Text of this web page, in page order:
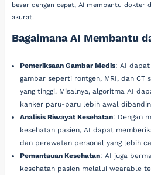
besar dengan cepat, AI membantu dokter
akurat.
Bagaimana AI Membantu
Pemeriksaan Gambar Medis: AI dapat
gambar seperti rontgen, MRI, dan CT
yang tinggi. Misalnya, algoritma AI
kanker paru-paru lebih awal
Analisis Riwayat Kesehatan: Dengan
kesehatan pasien, AI dapat
dan perawatan personal yang lebih
Pemantauan Kesehatan: AI juga
kesehatan pasien melalui wearable